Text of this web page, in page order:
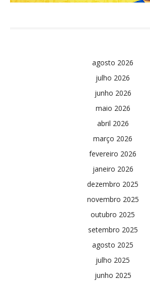
agosto 2026
julho 2026
junho 2026
maio 2026
abril 2026
março 2026
fevereiro 2026
janeiro 2026
dezembro 2025
novembro 2025
outubro 2025
setembro 2025
agosto 2025
julho 2025
junho 2025